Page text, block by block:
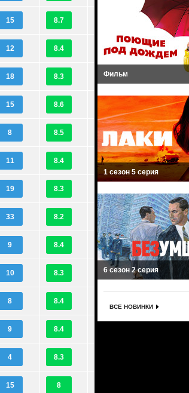
15 8.7
12 8.4
18 8.3
15 8.6
8 8.5
11 8.4
19 8.3
33 8.2
9 8.4
10 8.3
8 8.4
9 8.4
4 8.3
15 8
Фильм
1 сезон 5 серия
6 сезон 2 серия
ВСЕ НОВИНКИ